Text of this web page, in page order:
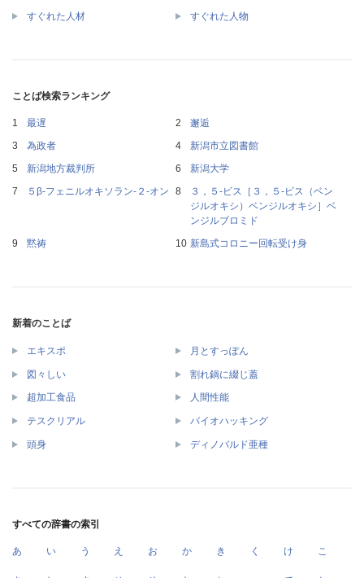
すぐれた人材 すぐれた人物
ことば検索ランキング
最遅
邂逅
為政者
新潟市立図書館
新潟地方裁判所
新潟大学
５β‐フェニルオキソラン‐２‐オン
３，５‐ビス［３，５‐ビス（ベン
ジルオキシ）ベンジルオキシ］ベ
ンジルブロミド
黙祷
新島式コロニー回転受け身
新着のことば
エキスポ 月とすっぽん
図々しい 割れ鍋に綴じ蓋
超加工食品 人間性能
テスクリアル バイオハッキング
頭身 ディノバルド亜種
すべての辞書の索引
あ い う え お か き く け こ